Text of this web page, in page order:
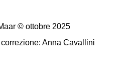
© ottobre 2025
Anna Cavallini